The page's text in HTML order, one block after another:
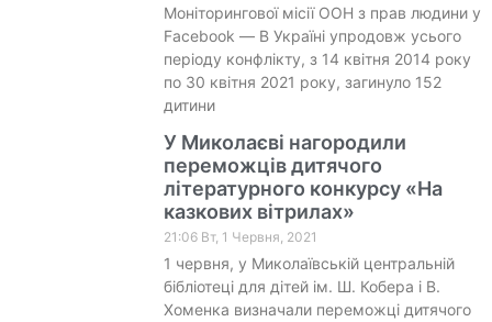
Моніторингової місії ООН з прав людини у
Facebook — В Україні упродовж усього
періоду конфлікту, з 14 квітня 2014 року
по 30 квітня 2021 року, загинуло 152
дитини
У Миколаєві нагородили
переможців дитячого
літературного конкурсу «На
казкових вітрилах»
21:06 Вт, 1 Червня, 2021
1 червня, у Миколаївській центральній
бібліотеці для дітей ім. Ш. Кобера і В.
Хоменка визначали переможці дитячого